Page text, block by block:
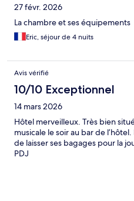
27 févr. 2026
La chambre et ses équipements
Eric, séjour de 4 nuits
Avis vérifié
10/10 Exceptionnel
14 mars 2026
Hôtel merveilleux. Très bien
musicale le soir au bar de
de laisser ses bagages pour la
PDJ